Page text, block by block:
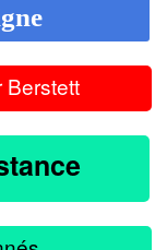
Berstett